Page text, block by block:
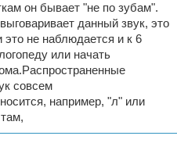
он бывает "не по зубам".
данный звук, это
это не наблюдается и к 6
или начать
совсем
например, "л" или